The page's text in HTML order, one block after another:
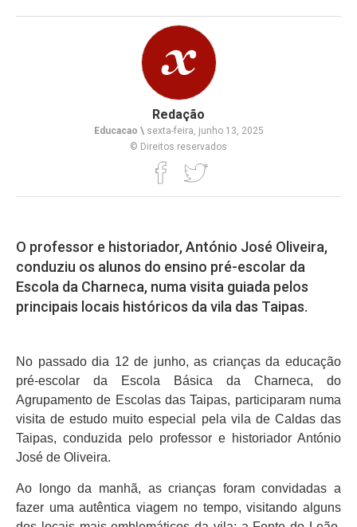
Redação
Educacao \sexta-feira, junho 13, 2025
© Direitos reservados
O professor e historiador, António José Oliveira,
conduziu os alunos do ensino pré-escolar da
Escola da Charneca, numa visita guiada pelos
principais locais históricos da vila das Taipas.
No passado dia 12 de junho, as crianças da educação
pré-escolar da Escola Básica da Charneca, do
Agrupamento de Escolas das Taipas, participaram numa
visita de estudo muito especial pela vila de Caldas das
Taipas, conduzida pelo professor e historiador António
José de Oliveira.
Ao longo da manhã, as crianças foram convidadas a
fazer uma autêntica viagem no tempo, visitando alguns